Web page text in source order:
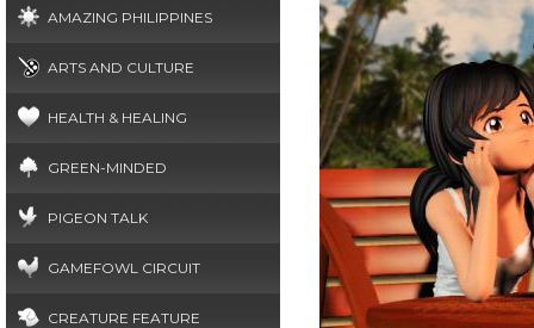
AMAZING PHILIPPINES
ARTS AND CULTURE
HEALTH & HEALING
GREEN-MINDED
PIGEON TALK
GAMEFOWL CIRCUIT
CREATURE FEATURE